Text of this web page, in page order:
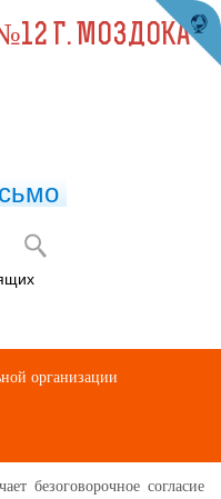
Республики Северная
безоговорочное согласие
Г. МОЗДОКА
организации